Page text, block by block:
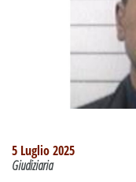
5 Luglio 2025
Giudiziaria